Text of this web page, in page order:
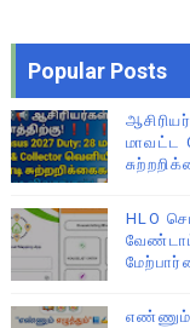
Popular Posts
மாவட்ட
HLO
எண்ணும்